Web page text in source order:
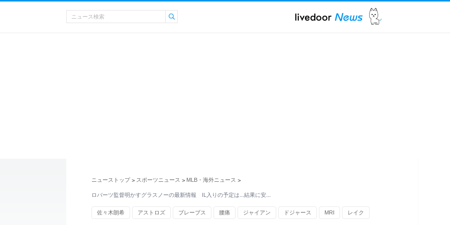
ニューストップ > スポーツニュース > MLB・海外ニュース >
ロバーツ監督明かすグラスノーの最新情報 IL入りの予定は…結果に安…
佐々木朗希 アストロズ ブレーブス 腰痛 ジャイアン ドジャース MRI レイク